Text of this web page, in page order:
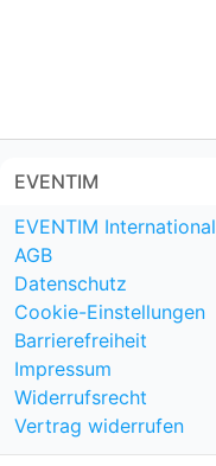
EVENTIM
EVENTIM International
AGB
Datenschutz
Cookie-Einstellungen
Barrierefreiheit
Impressum
Widerrufsrecht
Vertrag widerrufen